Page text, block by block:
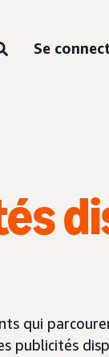
Se
qui
publicités